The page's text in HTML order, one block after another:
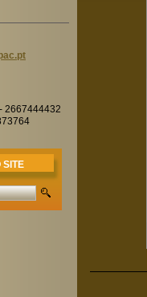
pt
2667444432
SITE